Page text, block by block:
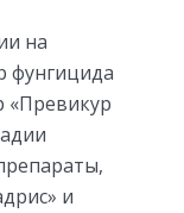
на
фунгицида
«Превикур
и